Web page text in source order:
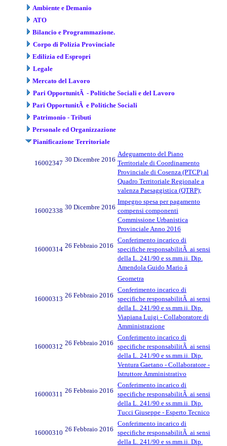
Ambiente e Demanio
ATO
Bilancio e Programmazione.
Corpo di Polizia Provinciale
Edilizia ed Espropri
Legale
Mercato del Lavoro
Pari OpportunitÃ - Politiche Sociali e del Lavoro
Pari OpportunitÃ e Politiche Sociali
Patrimonio - Tributi
Personale ed Organizzazione
Pianificazione Territoriale
16002347 30 Dicembre 2016
Adeguamento del Piano
Territoriale di Coordinamento
Provinciale di Cosenza (PTCP) al
Quadro Territoriale Regionale a
valenza Paesaggistica (QTRP);
16002338 30 Dicembre 2016
Impegno spesa per pagamento
compensi componenti
Commissione Urbanistica
Provinciale Anno 2016
16000314 26 Febbraio 2016
Conferimento incarico di
specifiche responsabilitÃ ai sensi
della L. 241/90 e ss.mm.ii. Dip.
Amendola Guido Mario â
Geometra
16000313 26 Febbraio 2016
Conferimento incarico di
specifiche responsabilitÃ ai sensi
della L. 241/90 e ss.mm.ii. Dip.
Viapiana Luigi - Collaboratore di
Amministrazione
16000312 26 Febbraio 2016
Conferimento incarico di
specifiche responsabilitÃ ai sensi
della L. 241/90 e ss.mm.ii. Dip.
Ventura Gaetano - Collaboratore -
Istruttore Amministrativo
16000311 26 Febbraio 2016
Conferimento incarico di
specifiche responsabilitÃ ai sensi
della L. 241/90 e ss.mm.ii. Dip.
Tucci Giuseppe - Esperto Tecnico
16000310 26 Febbraio 2016
Conferimento incarico di
specifiche responsabilitÃ ai sensi
della L. 241/90 e ss.mm.ii. Dip.